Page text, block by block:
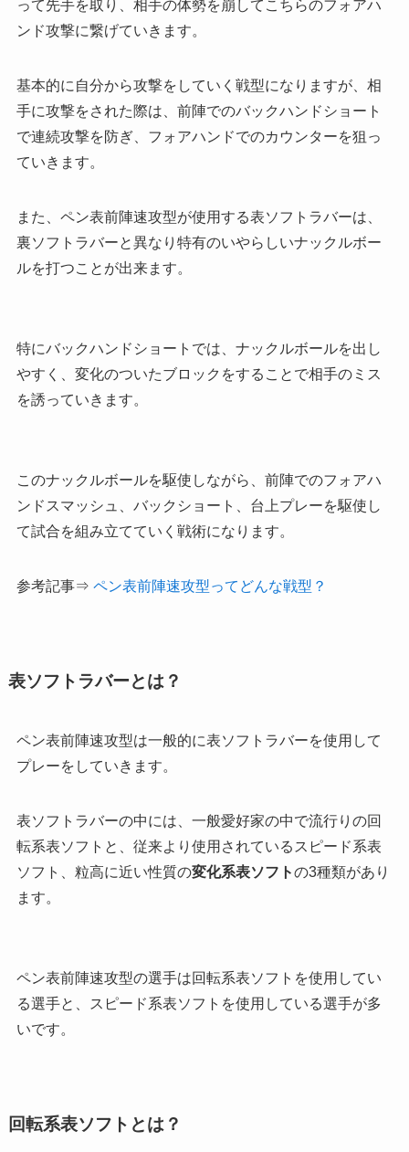
って先手を取り、相手の体勢を崩してこちらのフォアハ
ンド攻撃に繋げていきます。
基本的に自分から攻撃をしていく戦型になりますが、相
手に攻撃をされた際は、前陣でのバックハンドショート
で連続攻撃を防ぎ、フォアハンドでのカウンターを狙っ
ていきます。
また、ペン表前陣速攻型が使用する表ソフトラバーは、
裏ソフトラバーと異なり特有のいやらしいナックルボー
ルを打つことが出来ます。
特にバックハンドショートでは、ナックルボールを出し
やすく、変化のついたブロックをすることで相手のミス
を誘っていきます。
このナックルボールを駆使しながら、前陣でのフォアハ
ンドスマッシュ、バックショート、台上プレーを駆使し
て試合を組み立てていく戦術になります。
参考記事⇒ ペン表前陣速攻型ってどんな戦型？
表ソフトラバーとは？
ペン表前陣速攻型は一般的に表ソフトラバーを使用して
プレーをしていきます。
表ソフトラバーの中には、一般愛好家の中で流行りの回
転系表ソフト と、従来より使用されている スピード系表
ソフト
、粒高に近い性質の変化系表ソフトの3種類があり
ます。
ペン表前陣速攻型の選手は回転系表ソフトを使用してい
る選手と、スピード系表ソフトを使用している選手が多
いです。
回転系表ソフトとは？